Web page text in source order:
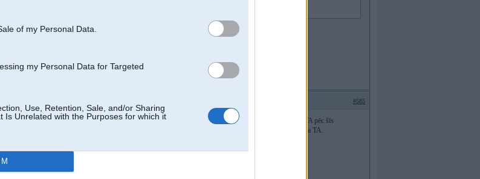
of my Personal Data.
my Personal Data for Targeted
Use, Retention, Sale, and/or Sharing
Is Unrelated with the Purposes for which it
#585
tā mazgāšana tikai iztīra, lai dzinējs spētu strādāt, bet PM tas neaiztur vairs. ja netic, ka neizies vairs TA pēc šīs
var aizbraukt uz kādu no servisiem, kur ir aparāts un pamērīt PM, lai nebūtu pārsteigumu pēc 2025 gada TA.